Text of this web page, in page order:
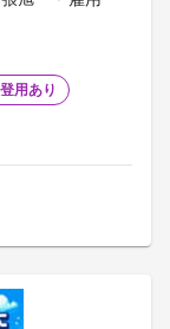
用あり